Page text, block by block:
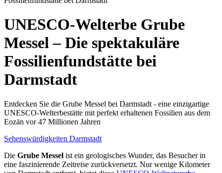
UNESCO-Welterbe Grube
Messel – Die spektakuläre
Fossilienfundstätte bei
Darmstadt
Entdecken Sie die Grube Messel bei Darmstadt - eine einzigartige
UNESCO-Welterbestätte mit perfekt erhaltenen Fossilien aus dem
Eozän vor 47 Millionen Jahren
Sehenswürdigkeiten Darmstadt
Die Grube Messel ist ein geologisches Wunder, das Besucher in
eine faszinierende Zeitreise zurückversetzt. Nur wenige Kilometer